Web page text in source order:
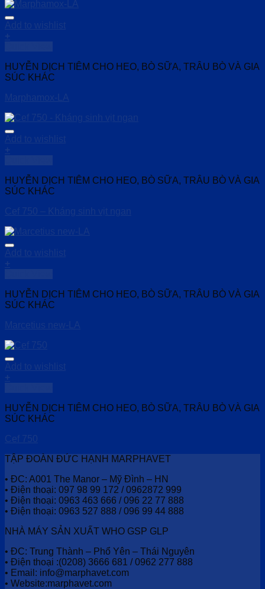
Add to wishlist
+
HUYỄN DỊCH TIÊM CHO HEO, BÒ SỮA, TRÂU BÒ VÀ GIA
SÚC KHÁC
Marphamox-LA
Add to wishlist
+
HUYỄN DỊCH TIÊM CHO HEO, BÒ SỮA, TRÂU BÒ VÀ GIA
SÚC KHÁC
Cef 750 – Kháng sinh vịt ngan
Add to wishlist
+
HUYỄN DỊCH TIÊM CHO HEO, BÒ SỮA, TRÂU BÒ VÀ GIA
SÚC KHÁC
Marcetius new-LA
Add to wishlist
+
HUYỄN DỊCH TIÊM CHO HEO, BÒ SỮA, TRÂU BÒ VÀ GIA
SÚC KHÁC
Cef 750
TẬP ĐOÀN ĐỨC HẠNH MARPHAVET
• ĐC: A001 The Manor – Mỹ Đình – HN
• Điện thoại: 097 98 99 172 / 0962872 999
• Điện thoại: 0963 463 666 / 096 22 77 888
• Điện thoại: 0963 527 888 / 096 99 44 888
NHÀ MÁY SẢN XUẤT WHO GSP GLP
• ĐC: Trung Thành – Phổ Yên – Thái Nguyên
• Điện thoại :(0208) 3666 681 / 0962 277 888
• Email: info@marphavet.com
• Website:marphavet.com